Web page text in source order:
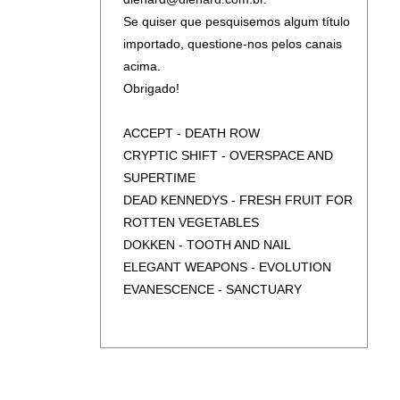
SLAYER - LIVE DECADE OF
AGGRESSION (2CD)
YES - TORMATO
Y&T - BLACK TIGER
YES - 90125
Se quiser que pesquisemos algum título
importado, questione-nos pelos canais
acima.
Obrigado!
ACCEPT - DEATH ROW
CRYPTIC SHIFT - OVERSPACE AND
SUPERTIME
DEAD KENNEDYS - FRESH FRUIT FOR
ROTTEN VEGETABLES
DOKKEN - TOOTH AND NAIL
ELEGANT WEAPONS - EVOLUTION
EVANESCENCE - SANCTUARY